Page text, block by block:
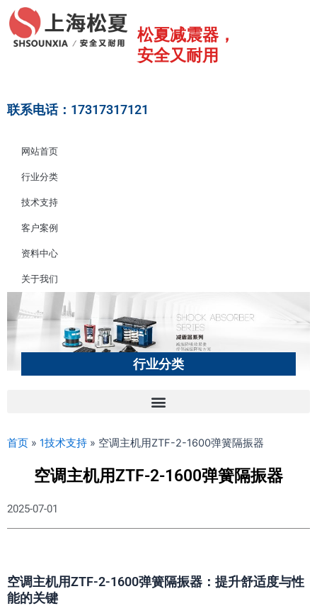
至
松夏减震器，
安全又耐用
联系电话：17317317121
网站首页
行业分类
技术支持
客户案例
资料中心
关于我们
行业分类
首页 » 1技术支持 » 空调主机用ZTF-2-1600弹簧隔振器
空调主机用ZTF-2-1600弹簧隔振器
2025-07-01
空调主机用ZTF-2-1600弹簧隔振器：提升舒适度与性
能的关键